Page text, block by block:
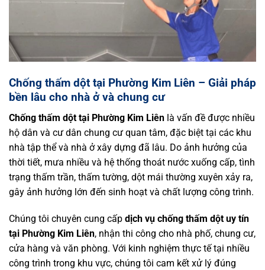
Chống thấm dột tại Phường Kim Liên – Giải pháp
bền lâu cho nhà ở và chung cư
Chống thấm dột tại Phường Kim Liên là vấn đề được nhiều
hộ dân và cư dân chung cư quan tâm, đặc biệt tại các khu
nhà tập thể và nhà ở xây dựng đã lâu. Do ảnh hưởng của
thời tiết, mưa nhiều và hệ thống thoát nước xuống cấp, tình
trạng thấm trần, thấm tường, dột mái thường xuyên xảy ra,
gây ảnh hưởng lớn đến sinh hoạt và chất lượng công trình.
Chúng tôi chuyên cung cấp dịch vụ chống thấm dột uy tín
tại Phường Kim Liên, nhận thi công cho nhà phố, chung cư,
cửa hàng và văn phòng. Với kinh nghiệm thực tế tại nhiều
công trình trong khu vực, chúng tôi cam kết xử lý đúng